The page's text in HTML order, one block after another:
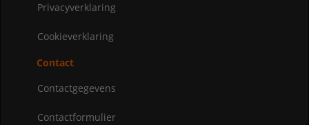
Privacyverklaring
Cookieverklaring
Contact
Contactgegevens
Contactformulier